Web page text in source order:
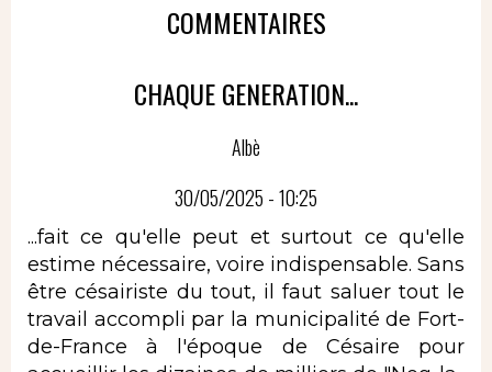
COMMENTAIRES
CHAQUE GENERATION...
Albè
30/05/2025 - 10:25
...fait ce qu'elle peut et surtout ce qu'elle
estime nécessaire, voire indispensable. Sans
être césairiste du tout, il faut saluer tout le
travail accompli par la municipalité de Fort-
de-France à l'époque de Césaire pour